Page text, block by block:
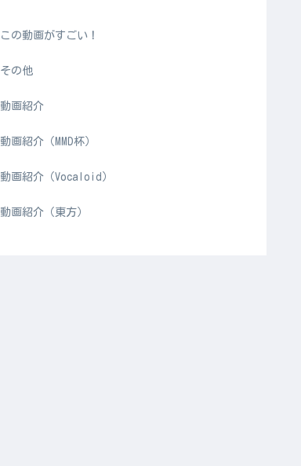
この動画がすごい！
その他
動画紹介
動画紹介（MMD杯）
動画紹介（Vocaloid）
動画紹介（東方）